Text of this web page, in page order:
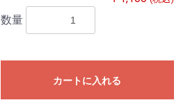
数量
カートに入れる